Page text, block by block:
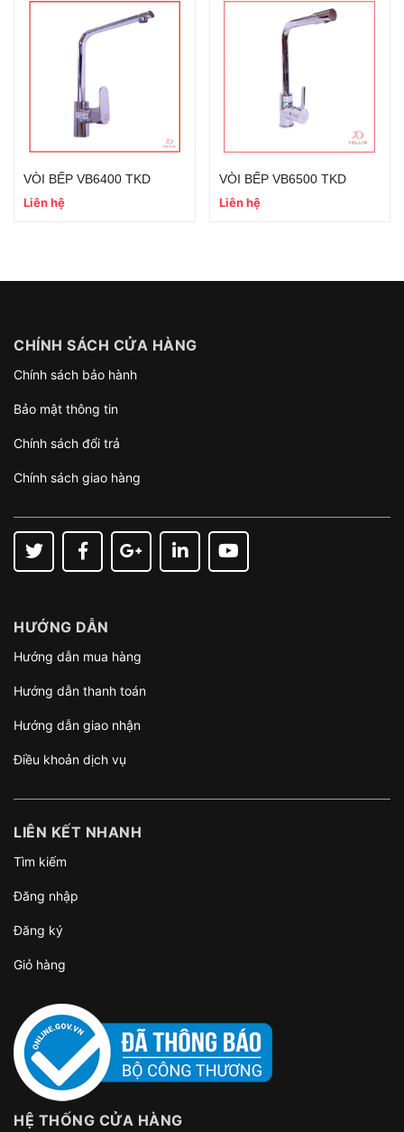
VÒI BẾP VB6400 TKD
Liên hệ
VÒI BẾP VB6500 TKD
Liên hệ
CHÍNH SÁCH CỬA HÀNG
Chính sách bảo hành
Bảo mật thông tin
Chính sách đổi trả
Chính sách giao hàng
HƯỚNG DẪN
Hướng dẫn mua hàng
Hướng dẫn thanh toán
Hướng dẫn giao nhận
Điều khoản dịch vụ
LIÊN KẾT NHANH
Tìm kiếm
Đăng nhập
Đăng ký
Giỏ hàng
HỆ THỐNG CỬA HÀNG